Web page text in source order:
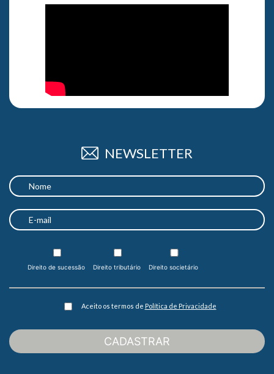
NEWSLETTER
Direito de sucessão Direito tributário Direito societário
Aceito os termos de Política de Privacidade
CADASTRAR